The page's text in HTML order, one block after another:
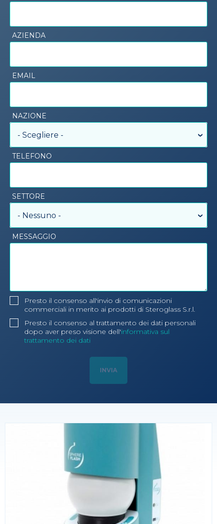
AZIENDA
EMAIL
NAZIONE
- Scegliere -
TELEFONO
SETTORE
- Nessuno -
MESSAGGIO
Presto il consenso all'invio di comunicazioni
commerciali in merito ai prodotti di Steroglass S.r.l.
Presto il consenso al trattamento dei dati personali
dopo aver preso visione dell'informativa sul
trattamento dei dati